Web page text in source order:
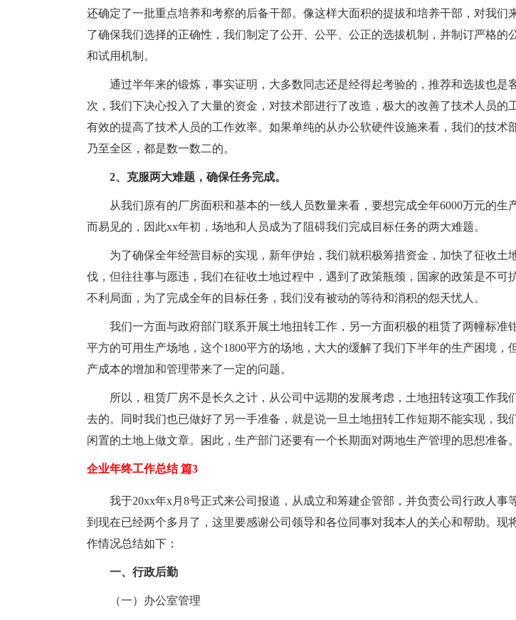
还确定了一批重点培养和考察的后备干部。像这样大面积的提拔和培养干部，对我们
了确保我们选择的正确性，我们制定了公开、公平、公正的选拔机制，并制订严格的
和试用机制。
通过半年来的锻炼，事实证明，大多数同志还是经得起考验的，推荐和选拔也是
次，我们下决心投入了大量的资金，对技术部进行了改造，极大的改善了技术人员的
有效的提高了技术人员的工作效率。如果单纯的从办公软硬件设施来看，我们的技术
乃至全区，都是数一数二的。
2、克服两大难题，确保任务完成。
从我们原有的厂房面积和基本的一线人员数量来看，要想完成全年6000万元的生
而易见的，因此xx年初，场地和人员成为了阻碍我们完成目标任务的两大难题。
为了确保全年经营目标的实现，新年伊始，我们就积极筹措资金，加快了征收土
伐，但往往事与愿违，我们在征收土地过程中，遇到了政策瓶颈，国家的政策是不可
不利局面，为了完成全年的目标任务，我们没有被动的等待和消积的怨天忧人。
我们一方面与政府部门联系开展土地扭转工作，另一方面积极的租赁了两幢标准
平方的可用生产场地，这个1800平方的场地，大大的缓解了我们下半年的生产困境，
产成本的增加和管理带来了一定的问题。
所以，租赁厂房不是长久之计，从公司中远期的发展考虑，土地扭转这项工作我
去的。同时我们也已做好了另一手准备，就是说一旦土地扭转工作短期不能实现，我
闲置的土地上做文章。困此，生产部门还要有一个长期面对两地生产管理的思想准备。
企业年终工作总结 篇3
我于20xx年x月8号正式来公司报道，从成立和筹建企管部，并负责公司行政人事
到现在已经两个多月了，这里要感谢公司领导和各位同事对我本人的关心和帮助。现
作情况总结如下：
一、行政后勤
（一）办公室管理